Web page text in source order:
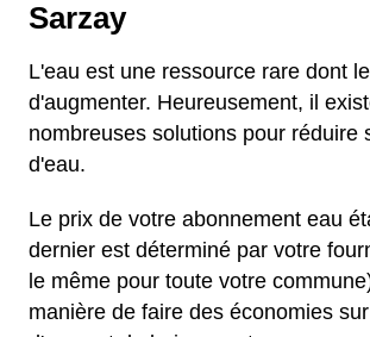
Sarzay
L'eau est une ressource rare dont
d'augmenter. Heureusement, il
nombreuses solutions pour réduire
d'eau.
Le prix de votre abonnement eau
dernier est déterminé par votre
le même pour toute votre
manière de faire des économies